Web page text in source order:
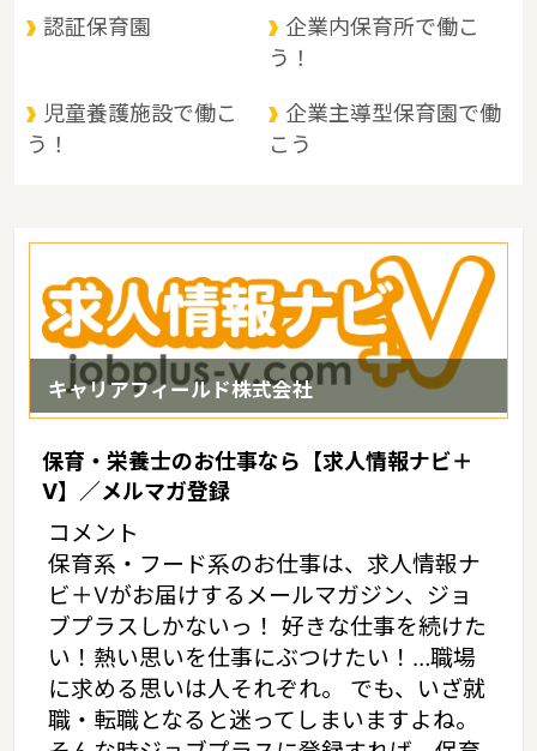
認証保育園
企業内保育所で働こ
う！
児童養護施設で働こ
う！
企業主導型保育園で働
こう
キャリアフィールド株式会社
保育・栄養士のお仕事なら【求人情報ナビ＋
V】／メルマガ登録
コメント
保育系・フード系のお仕事は、求人情報ナ
ビ＋Vがお届けするメールマガジン、ジョ
ブプラスしかないっ！ 好きな仕事を続けた
い！熱い思いを仕事にぶつけたい！…職場
に求める思いは人それぞれ。 でも、いざ就
職・転職となると迷ってしまいますよね。